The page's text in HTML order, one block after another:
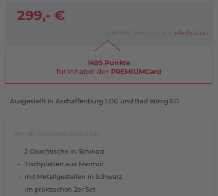
Art.-Nr. 002406006700000
2 Couchtische in Schwarz
Tischplatten aus Marmor
mit Metallgestellen in Schwarz
im praktischen 2er Set
299,- €
inkl. 19% MwSt. zzgl. Lieferkosten
1495 Punkte
für Inhaber der PREMIUMCard
Ausgestellt in Aschaffenburg 1.OG und Bad König EG